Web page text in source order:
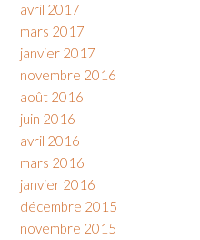
avril 2017
mars 2017
janvier 2017
novembre 2016
août 2016
juin 2016
avril 2016
mars 2016
janvier 2016
décembre 2015
novembre 2015